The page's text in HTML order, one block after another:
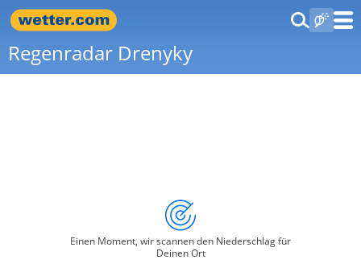
Regenradar Drenyky
Einen Moment, wir scannen den Niederschlag für
Deinen Ort